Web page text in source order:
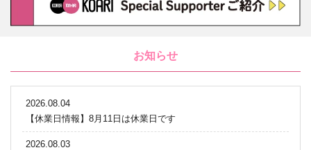
お知らせ
2026.08.04
【休業日情報】8月11日は休業日です
2026.08.03